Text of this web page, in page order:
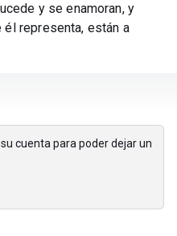
y se enamoran, y
representa, están a
cuenta para poder dejar un